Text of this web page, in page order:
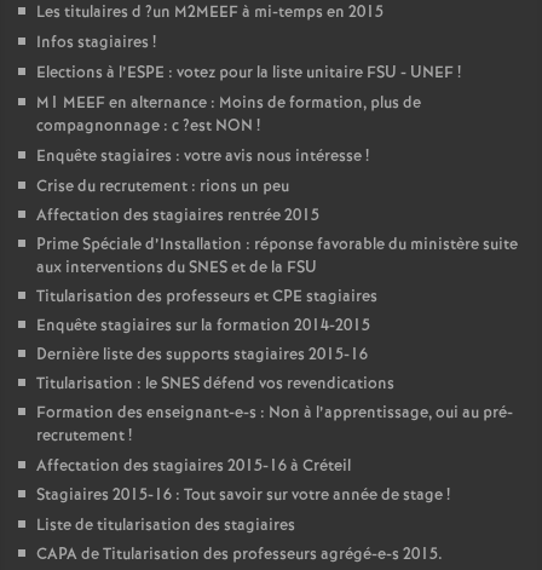
Les titulaires d ?un M2MEEFà mi-temps en 2015
Infos stagiaires !
Elections à l’ESPE : votez pour la liste unitaire FSU - UNEF!
M1 MEEFen alternance : Moins de formation, plus de
compagnonnage : c?est NON !
Enquête stagiaires : votre avis nous intéresse!
Crise du recrutement : rions un peu
Affectation des stagiaires rentrée 2015
Prime Spéciale d’Installation : réponse favorable du ministère suite
aux interventions duSNESet de la FSU
Titularisation des professeurs etCPE stagiaires
Enquête stagiaires sur la formation 2014-2015
Dernière liste des supports stagiaires 2015-16
Titularisation : leSNESdéfend vos revendications
Formation des enseignant-e-s : Non à l’apprentissage, oui au pré-
recrutement!
Affectation des stagiaires 2015-16 à Créteil
Stagiaires 2015-16 : Tout savoir sur votre année de stage!
Liste de titularisation des stagiaires
CAPAde Titularisation des professeurs agrégé-e-s 2015.